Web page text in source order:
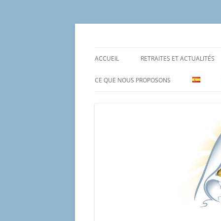
Aller
ACCUEIL RETRAITES ET ACTUALITÉS
CE QUE NOUS PROPOSONS